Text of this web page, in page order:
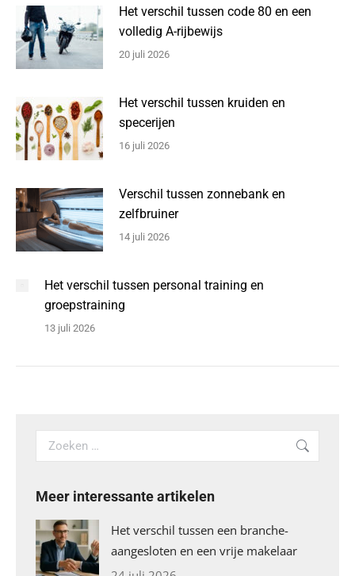
Het verschil tussen code 80 en een
volledig A-rijbewijs
20 juli 2026
Het verschil tussen kruiden en
specerijen
16 juli 2026
Verschil tussen zonnebank en
zelfbruiner
14 juli 2026
Het verschil tussen personal training en
groepstraining
13 juli 2026
Search:
Meer interessante artikelen
Het verschil tussen een branche-
aangesloten en een vrije makelaar